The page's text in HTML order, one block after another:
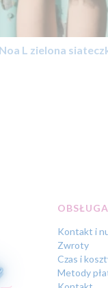
L zielona
Linki
Kontakt i
Zwroty
Czas i
Metody